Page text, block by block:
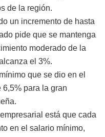
de la región.
un incremento de hasta
pide que se mantenga
moderado de la
el 3%.
que se dio en el
para la gran
está que cada
en el salario mínimo,